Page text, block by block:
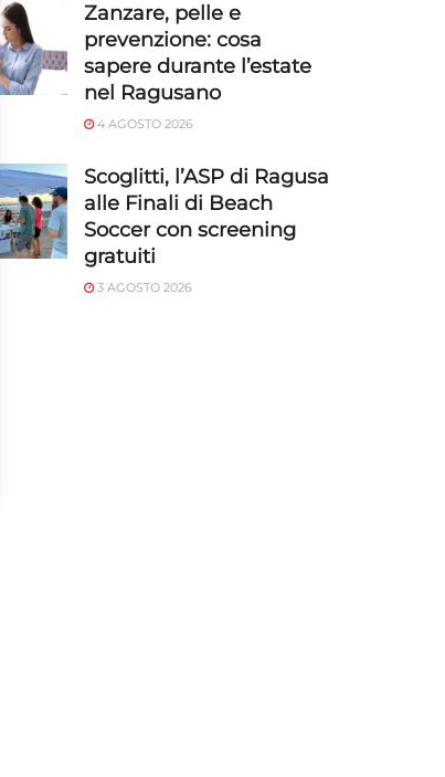
Zanzare, pelle e
prevenzione: cosa
sapere durante l’estate
nel Ragusano
4 AGOSTO 2026
Scoglitti, l’ASP di Ragusa
alle Finali di Beach
Soccer con screening
gratuiti
3 AGOSTO 2026